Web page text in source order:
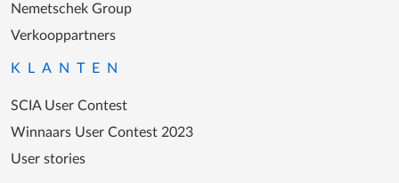
Nemetschek Group
Verkooppartners
KLANTEN
SCIA User Contest
Winnaars User Contest 2023
User stories